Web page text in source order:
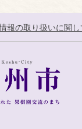
報の取り扱いに関し